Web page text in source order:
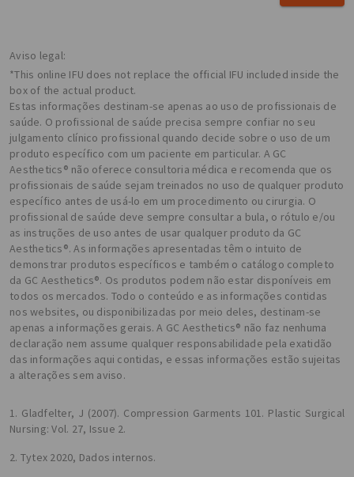
Aviso legal:
*This online IFU does not replace the official IFU included inside the
box of the actual product.
Estas informações destinam-se apenas ao uso de profissionais de
saúde. O profissional de saúde precisa sempre confiar no seu
julgamento clínico profissional quando decide sobre o uso de um
produto específico com um paciente em particular. A GC
Aesthetics® não oferece consultoria médica e recomenda que os
profissionais de saúde sejam treinados no uso de qualquer produto
específico antes de usá-lo em um procedimento ou cirurgia. O
profissional de saúde deve sempre consultar a bula, o rótulo e/ou
as instruções de uso antes de usar qualquer produto da GC
Aesthetics®. As informações apresentadas têm o intuito de
demonstrar produtos específicos e também o catálogo completo
da GC Aesthetics®. Os produtos podem não estar disponíveis em
todos os mercados. Todo o conteúdo e as informações contidas
nos websites, ou disponibilizadas por meio deles, destinam-se
apenas a informações gerais. A GC Aesthetics® não faz nenhuma
declaração nem assume qualquer responsabilidade pela exatidão
das informações aqui contidas, e essas informações estão sujeitas
a alterações sem aviso.
1. Gladfelter, J (2007). Compression Garments 101. Plastic Surgical
Nursing: Vol. 27, Issue 2.
2. Tytex 2020, Dados internos.